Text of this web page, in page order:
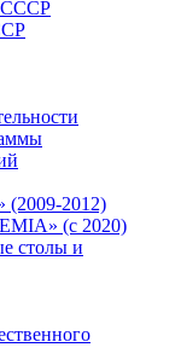
СССР
2012)
(с 2020)
столы и